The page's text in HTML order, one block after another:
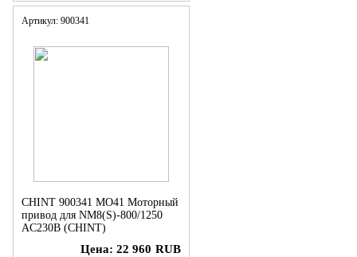
Артикул: 900341
CHINT 900341 MO41 Моторный
привод для NM8(S)-800/1250
AC230В (CHINT)
Цена: 22 960 RUB